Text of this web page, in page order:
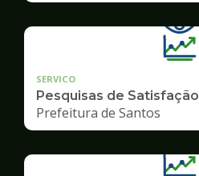
SERVICO
Pesquisas de Satisfação
Prefeitura de Santos